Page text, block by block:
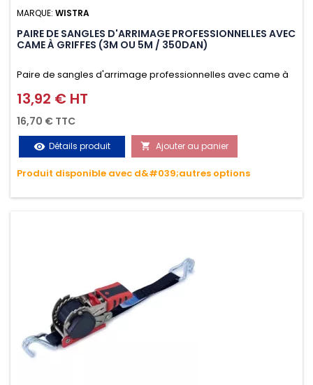
MARQUE: WISTRA
PAIRE DE SANGLES D'ARRIMAGE PROFESSIONNELLES AVEC
CAME À GRIFFES (3M OU 5M / 350DAN)
Paire de sangles d'arrimage professionnelles avec came à
griffes (3M ou 5M / 350daN), simple et rapide d'utilisation.
Permet d'arrimer et de sécuriser vos chargements pendant
le transport. Matière polyester très résistante aux UV et aux
variations de températures, n'absorbe pas l'eau.
Prix
13,92 € HT
16,70 € TTC
visibility Détails produit  Ajouter au panier
Produit disponible avec d&#039;autres options